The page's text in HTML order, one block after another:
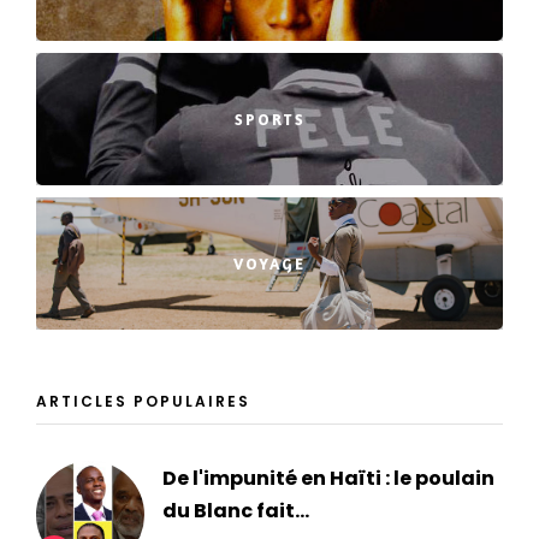
SPORTS
VOYAGE
ARTICLES POPULAIRES
De l'impunité en Haïti : le poulain
du Blanc fait...